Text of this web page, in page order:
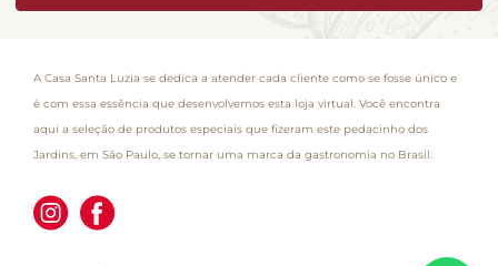
A Casa Santa Luzia se dedica a atender cada cliente como se fosse único e
é com essa essência que desenvolvemos esta loja virtual. Você encontra
aqui a seleção de produtos especiais que fizeram este pedacinho dos
Jardins, em São Paulo, se tornar uma marca da gastronomia no Brasil.